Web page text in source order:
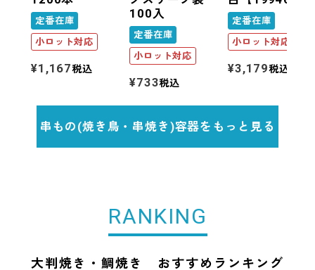
定番在庫
小ロット対応
¥1,167税込
100入
定番在庫
小ロット対応
¥733税込
定番在庫
小ロット対応
¥3,179税込
串もの(焼き鳥・串焼き)容器をもっと見る
RANKING
大判焼き・鯛焼き おすすめランキング